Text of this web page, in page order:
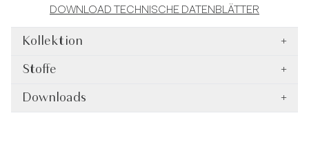
DOWNLOAD TECHNISCHE DATENBLÄTTER
Kollektion +
Stoffe +
Downloads +